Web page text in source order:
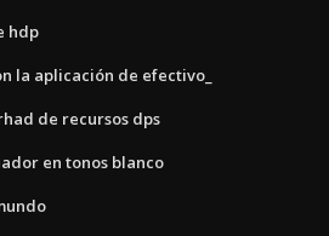
hdp
la aplicación de efectivo_
de recursos dps
en tonos blanco